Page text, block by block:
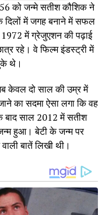
को जन्मे सतीश कौशिक ने
दिलों में जगह बनाने में सफल
में ग्रेजुएशन की पढ़ाई
रहे। वे फिल्म इंडस्ट्री में
थे।
केवल दो साल की उम्र में
का सदमा ऐसा लगा कि वह
बाद साल 2012 में सतीश
हुआ। बेटी के जन्म पर
बातें लिखी थी।